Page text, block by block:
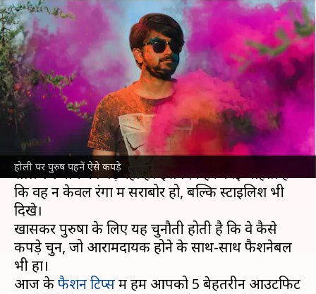
होली पर पुरुष पहनें ऐसे कपड़े
होली पर लड़के पहन सकते हैं ऐसे
कपड़े, आराम के साथ-साथ मिलेगा
स्टाइलिश लुक
लेखन सयाली Feb 14, 2025 12:48 pm
होलीका त्योहार रंगों और खुशियों से भरा होता है, जो इस
साल 14 मार्च को पड़ रहा है। इस दिन हर कोई चाहता है
कि वह न केवल रंगों में सराबोर हो, बल्कि स्टाइलिश भी
दिखे।
खासकर पुरुषों के लिए यह चुनौती होती है कि वे कैसे
कपड़े चुनें, जो आरामदायक होने के साथ-साथ फैशनेबल
भी हों।
आज केफैशन टिप्समें हम आपको 5 बेहतरीन आउटफिट